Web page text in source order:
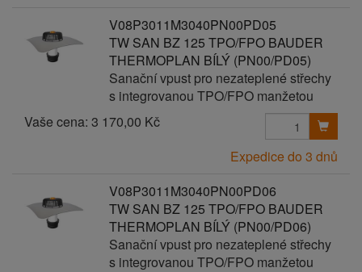
V08P3011M3040PN00PD05
TW SAN BZ 125 TPO/FPO BAUDER
THERMOPLAN BÍLÝ (PN00/PD05)
Sanační vpust pro nezateplené střechy
s integrovanou TPO/FPO manžetou
Vaše cena: 3 170,00 Kč
Expedice do 3 dnů
V08P3011M3040PN00PD06
TW SAN BZ 125 TPO/FPO BAUDER
THERMOPLAN BÍLÝ (PN00/PD06)
Sanační vpust pro nezateplené střechy
s integrovanou TPO/FPO manžetou